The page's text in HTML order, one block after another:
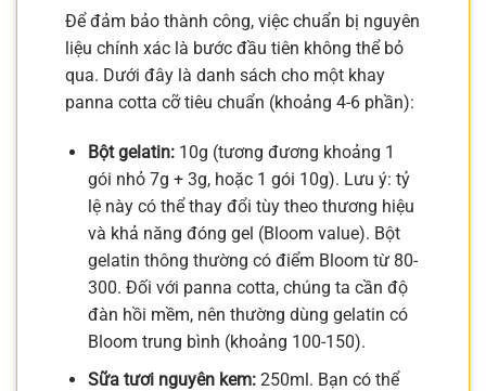
Để đảm bảo thành công, việc chuẩn bị nguyên
liệu chính xác là bước đầu tiên không thể bỏ
qua. Dưới đây là danh sách cho một khay
panna cotta cỡ tiêu chuẩn (khoảng 4-6 phần):
Bột gelatin:10g (tương đương khoảng 1
gói nhỏ 7g + 3g, hoặc 1 gói 10g). Lưu ý: tỷ
lệ này có thể thay đổi tùy theo thương hiệu
và khả năng đóng gel (Bloom value). Bột
gelatin thông thường có điểm Bloom từ 80-
300. Đối với panna cotta, chúng ta cần độ
đàn hồi mềm, nên thường dùng gelatin có
Bloom trung bình (khoảng 100-150).
Sữa tươi nguyên kem:250ml. Bạn có thể